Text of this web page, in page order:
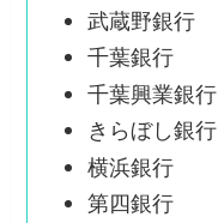
武蔵野銀行
千葉銀行
千葉興業銀行
きらぼし銀行
横浜銀行
第四銀行